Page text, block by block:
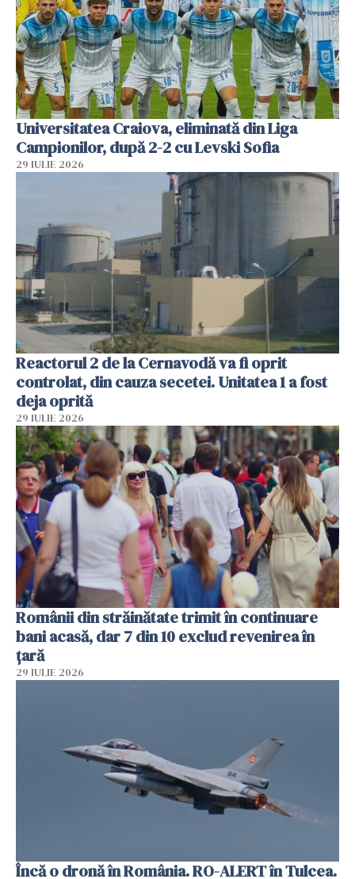
Universitatea Craiova, eliminată din Liga
Campionilor, după 2-2 cu Levski Sofia
29 IULIE 2026
Reactorul 2 de la Cernavodă va fi oprit
controlat, din cauza secetei. Unitatea 1 a fost
deja oprită
29 IULIE 2026
Românii din străinătate trimit în continuare
bani acasă, dar 7 din 10 exclud revenirea în
țară
29 IULIE 2026
Încă o dronă în România. RO-ALERT în Tulcea.